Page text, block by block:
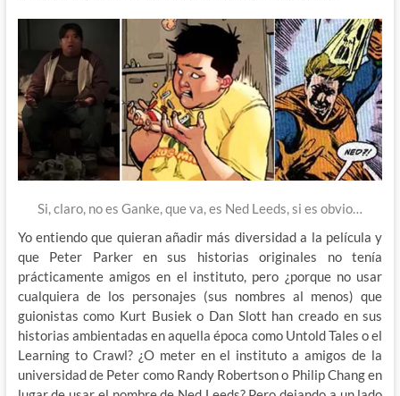
Si, claro, no es Ganke, que va, es Ned Leeds, si es obvio…
Yo entiendo que quieran añadir más diversidad a la película y
que Peter Parker en sus historias originales no tenía
prácticamente amigos en el instituto, pero ¿porque no usar
cualquiera de los personajes (sus nombres al menos) que
guionistas como Kurt Busiek o Dan Slott han creado en sus
historias ambientadas en aquella época como Untold Tales o el
Learning to Crawl? ¿O meter en el instituto a amigos de la
universidad de Peter como Randy Robertson o Philip Chang en